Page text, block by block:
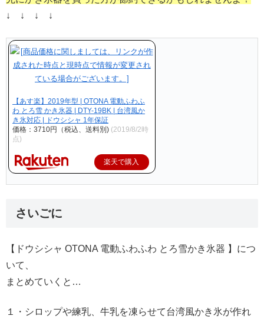
↓ ↓ ↓ ↓
【あす楽】2019年型 | OTONA 電動ふわふ
わ とろ雪 かき氷器 | DTY-19BK | 台湾風か
き氷対応 | ドウシシャ 1年保証
価格：3710円（税込、送料別) (2019/8/2時
点)
楽天で購入
さいごに
【ドウシシャ OTONA 電動ふわふわ とろ雪かき氷器 】につ
いて、
まとめていくと…
１・シロップや練乳、牛乳を凍らせて台湾風かき氷が作れ